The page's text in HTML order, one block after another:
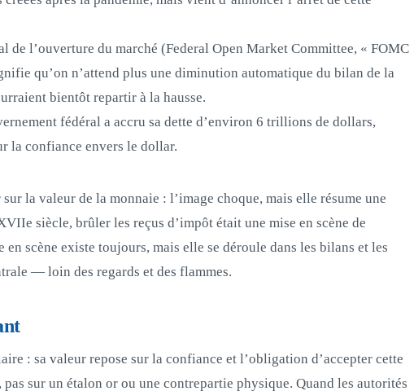
de l’ouverture du marché (Federal Open Market Committee, « FOMC
qu’on n’attend plus une diminution automatique du bilan de la
bientôt repartir à la hausse.
fédéral a accru sa dette d’environ 6 trillions de dollars,
la confiance envers le dollar.
la valeur de la monnaie : l’image choque, mais elle résume une
siècle, brûler les reçus d’impôt était une mise en scène de
scène existe toujours, mais elle se déroule dans les bilans et les
— loin des regards et des flammes.
: sa valeur repose sur la confiance et l’obligation d’accepter cette
sur un étalon or ou une contrepartie physique. Quand les autorités